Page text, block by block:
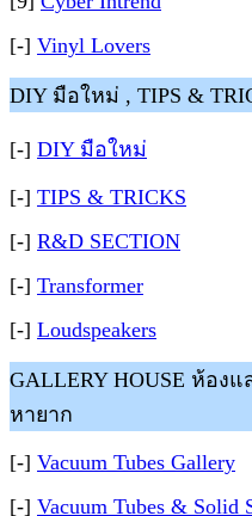
[-] Vinyl Lovers
DIY มือใหม่ , TIPS &
[-] DIY มือใหม่
[-] TIPS & TRICKS
[-] R&D SECTION
[-] Transformer
[-] Loudspeakers
GALLERY HOUSE ห้อง
หายาก
[-] Vacuum Tubes Gallery
[-] Vacuum Tubes & Solid